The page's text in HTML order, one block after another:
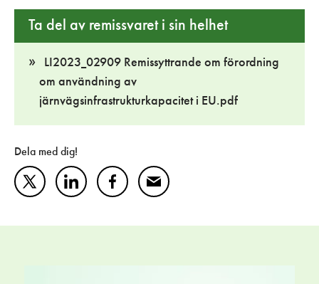
Ta del av remissvaret i sin helhet
LI2023_02909 Remissyttrande om förordning
om användning av
järnvägsinfrastrukturkapacitet i EU.pdf
Dela med dig!
TwitterLinkedInFacebookMail